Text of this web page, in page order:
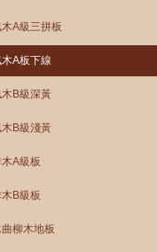
A級三拼板
A板下線
B級深黃
B級淺黃
A級板
B級板
柳木地板